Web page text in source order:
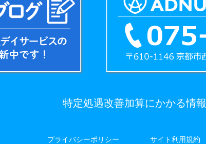
特定処遇改善加算にかかる情報
プライバシーポリシー サイト利用規約